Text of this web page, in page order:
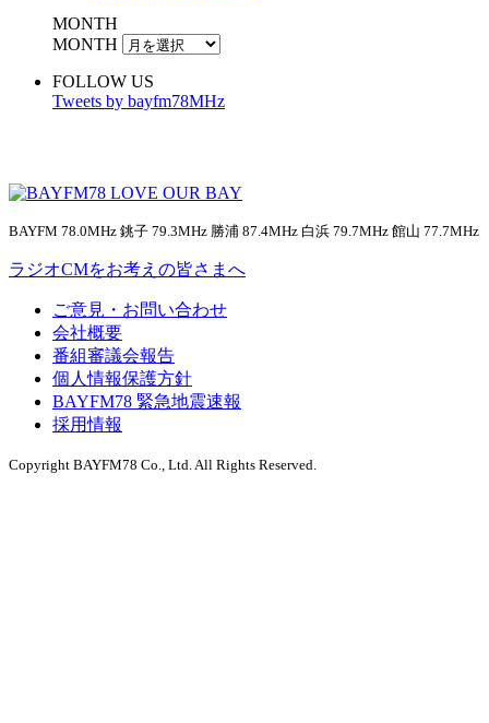
MONTH
MONTH
FOLLOW US
Tweets by bayfm78MHz
BAYFM 78.0MHz 銚子 79.3MHz 勝浦 87.4MHz 白浜 79.7MHz 館山 77.7MHz
ラジオCMをお考えの皆さまへ
ご意見・お問い合わせ
会社概要
番組審議会報告
個人情報保護方針
BAYFM78 緊急地震速報
採用情報
Copyright BAYFM78 Co., Ltd. All Rights Reserved.